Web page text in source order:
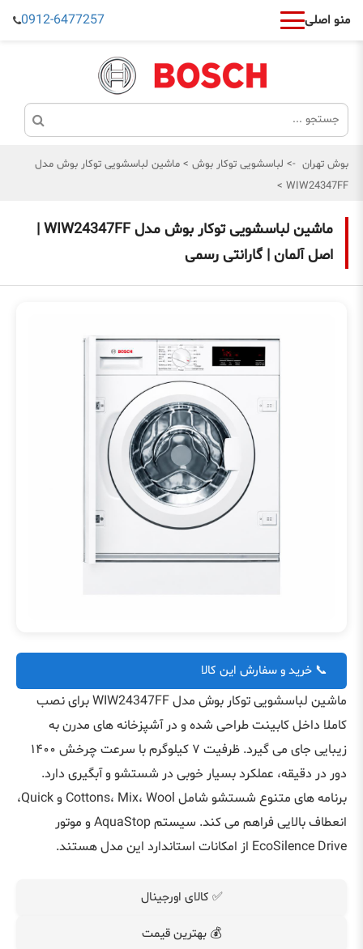
منو اصلی 0912-6477257
بوش تهران -> لباسشویی توکار بوش > ماشین لباسشویی توکار بوش مدل
WIW24347FF
>
ماشین لباسشویی توکار بوش مدل WIW24347FF |
اصل آلمان | گارانتی رسمی
📞 خرید و سفارش این کالا
ماشین لباسشویی توکار بوش مدل WIW24347FF برای نصب
کاملا داخل کابینت طراحی شده و در آشپزخانه های مدرن به
زیبایی جای می گیرد. ظرفیت ۷ کیلوگرم با سرعت چرخش ۱۴۰۰
دور در دقیقه، عملکرد بسیار خوبی در شستشو و آبگیری دارد.
برنامه های متنوع شستشو شامل Cottons، Mix، Wool و Quick،
انعطاف بالایی فراهم می کند. سیستم AquaStop و موتور
EcoSilence Drive از امکانات استاندارد این مدل هستند.
✅ کالای اورجینال
💰 بهترین قیمت